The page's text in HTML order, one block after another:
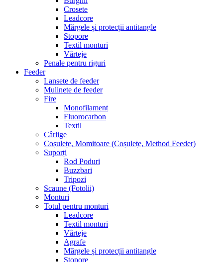
Crosete
Leadcore
Mărgele și protecții antitangle
Stopore
Textil monturi
Vârteje
Penale pentru riguri
Feeder
Lansete de feeder
Mulinete de feeder
Fire
Monofilament
Fluorocarbon
Textil
Cârlige
Coșulețe, Momitoare (Coșulețe, Method Feeder)
Suporți
Rod Poduri
Buzzbari
Tripozi
Scaune (Fotolii)
Monturi
Totul pentru monturi
Leadcore
Textil monturi
Vârteje
Agrafe
Mărgele și protecții antitangle
Stopore